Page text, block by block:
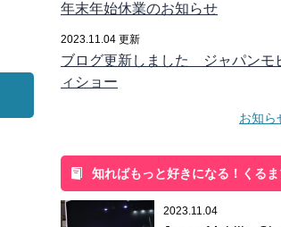
年末年始休業のお知らせ
2023.11.04 更新
ブログ更新しました ジャパンモ
ィショー
お知ら
知ればもっと好きになる！くる
2023.11.04